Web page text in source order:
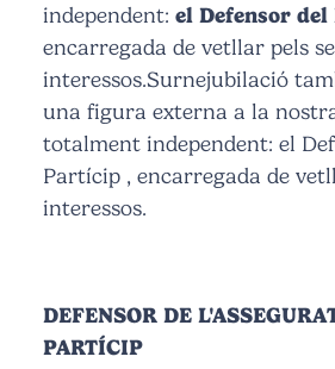
independent: el Defensor
encarregada de vetllar pels
interessos.Surnejubilació
una figura externa a la
totalment independent: el
Partícip , encarregada de
interessos.
DEFENSOR DE
PARTÍCIP